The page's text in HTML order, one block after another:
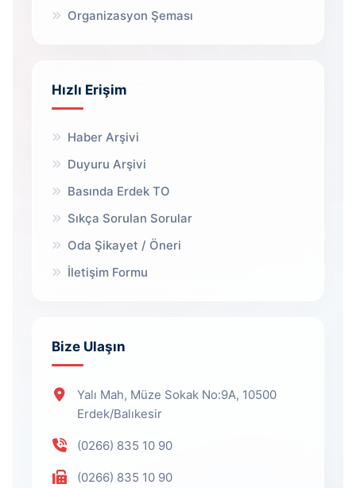
Organizasyon Şeması
Hızlı Erişim
Haber Arşivi
Duyuru Arşivi
Basında Erdek TO
Sıkça Sorulan Sorular
Oda Şikayet / Öneri
İletişim Formu
Bize Ulaşın
Yalı Mah, Müze Sokak No:9A, 10500
Erdek/Balıkesir
(0266) 835 10 90
(0266) 835 10 90